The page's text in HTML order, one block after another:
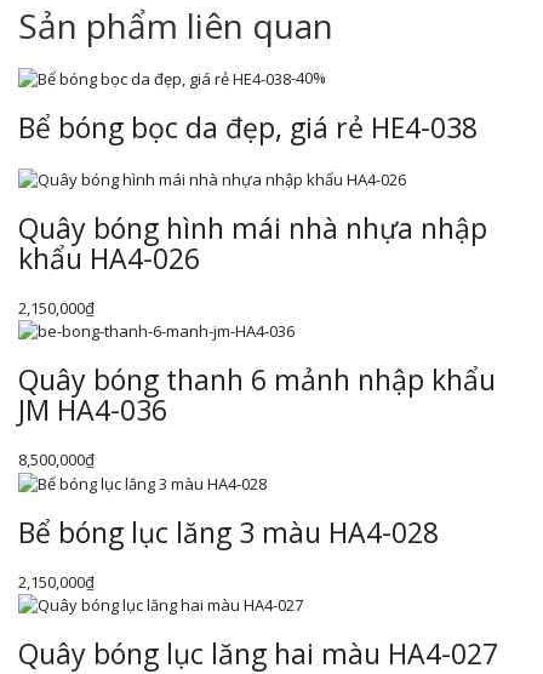
Sản phẩm liên quan
-40%
Bể bóng bọc da đẹp, giá rẻ HE4-038
Quây bóng hình mái nhà nhựa nhập
khẩu HA4-026
2,150,000₫
Quây bóng thanh 6 mảnh nhập khẩu
JM HA4-036
8,500,000₫
Bể bóng lục lăng 3 màu HA4-028
2,150,000₫
Quây bóng lục lăng hai màu HA4-027